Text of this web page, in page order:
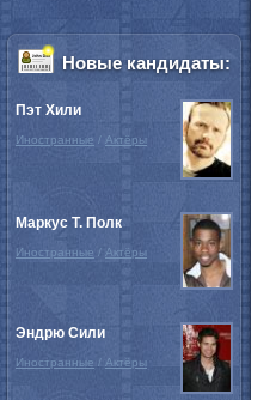
Новые кандидаты:
Пэт Хили
Иностранные / Актёры
Маркус Т. Полк
Иностранные / Актёры
Эндрю Сили
Иностранные / Актёры